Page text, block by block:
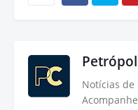
Notícias de